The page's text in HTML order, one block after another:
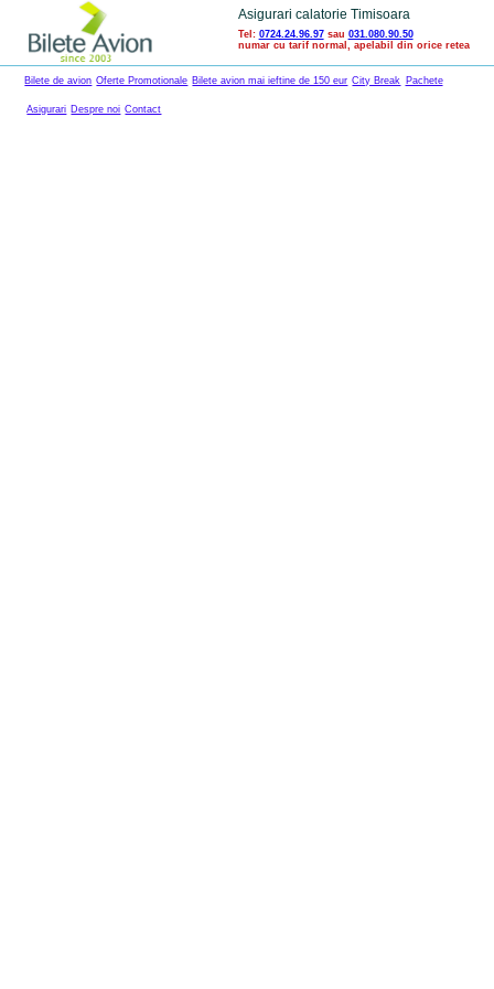
Asigurari calatorie Timisoara
Tel: 0724.24.96.97sau 031.080.90.50
numar cu tarif normal, apelabil din orice retea
Bilete de avion Oferte Promotionale Bilete avion mai ieftine de 150 eur City Break Pachete
Asigurari Despre noi Contact